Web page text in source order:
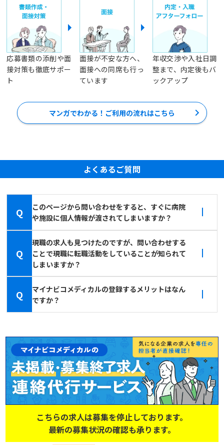
応募書類の添削や面
接対策も徹底サポー
ト
面接が不安な方へ、
面接への同席も行っ
ています
年収交渉や入社日調
整まで、内定後もバ
ックアップ
マンガでわかる！ご利用の流れはこちら
よくあるご質問
Q
このページから問い合わせをすると、すぐに病院
や施設に個人情報が渡されてしまいますか？
Q
現職の求人も見つけたのですが、問い合わせする
ことで現職に転職活動をしていることが知られて
しまいますか？
Q
マイナビコメディカルの登録するメリットはなん
ですか？
こちらの求人は募集を停止しております。
最新の募集状況の確認も承ります。